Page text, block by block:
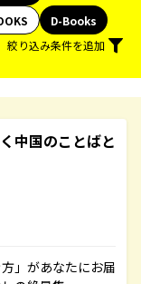
D-Books
絞り込み条件を追加
中国のことばと
」があなたにお届